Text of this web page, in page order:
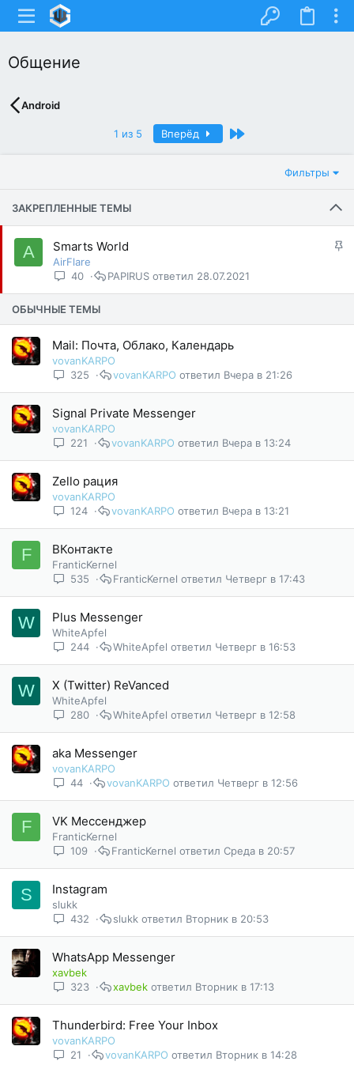
Общение
Android
1 из 5 Вперёд Последний
Фильтры
ЗАКРЕПЛЕННЫЕ ТЕМЫ
A
З
Smarts World
AirFlare
40
28.07.2021
PAPIRUS
ОБЫЧНЫЕ ТЕМЫ
Mail: Почта, Облако, Календарь
vovanKARPO
325
Вчера в 21:26
vovanKARPO
Signal Private Messenger
vovanKARPO
221
Вчера в 13:24
vovanKARPO
Zello рация
vovanKARPO
124
Вчера в 13:21
vovanKARPO
F ВКонтакте
FranticKernel
535
Четверг в 17:43
FranticKernel
W Plus Messenger
WhiteApfel
244
Четверг в 16:53
WhiteApfel
W X (Twitter) ReVanced
WhiteApfel
280
Четверг в 12:58
WhiteApfel
aka Messenger
vovanKARPO
44
Четверг в 12:56
vovanKARPO
F VK Мессенджер
FranticKernel
109
Среда в 20:57
FranticKernel
S Instagram
slukk
432
Вторник в 20:53
slukk
WhatsApp Messenger
xavbek
323
Вторник в 17:13
xavbek
Thunderbird: Free Your Inbox
vovanKARPO
21
Вторник в 14:28
vovanKARPO